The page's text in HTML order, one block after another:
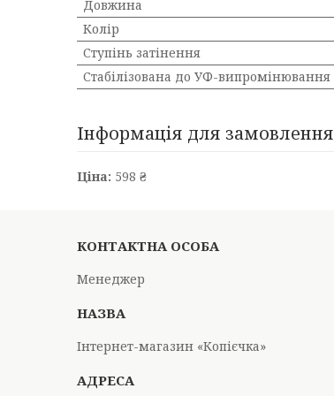
Довжина
Колір
Ступінь затінення
Стабілізована до УФ-випромінювання
Інформація для замовлення
Ціна: 598 ₴
Менеджер
Інтернет-магазин «Копієчка»